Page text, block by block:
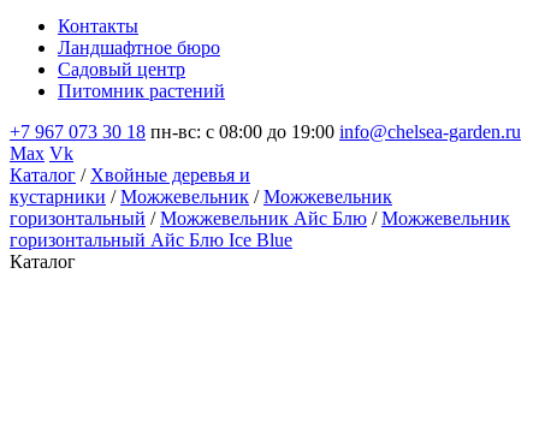
Контакты
Ландшафтное бюро
Садовый центр
Питомник растений
+7 967 073 30 18 пн-вс: с 08:00 до 19:00 info@chelsea-garden.ru
Max Vk
Каталог / Хвойные деревья и
кустарники /Можжевельник /Можжевельник
горизонтальный /Можжевельник Айс Блю /Можжевельник
горизонтальный Айс Блю Ice Blue
Каталог